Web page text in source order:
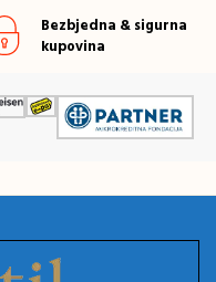
Bezbjedna & sigurna
kupovina